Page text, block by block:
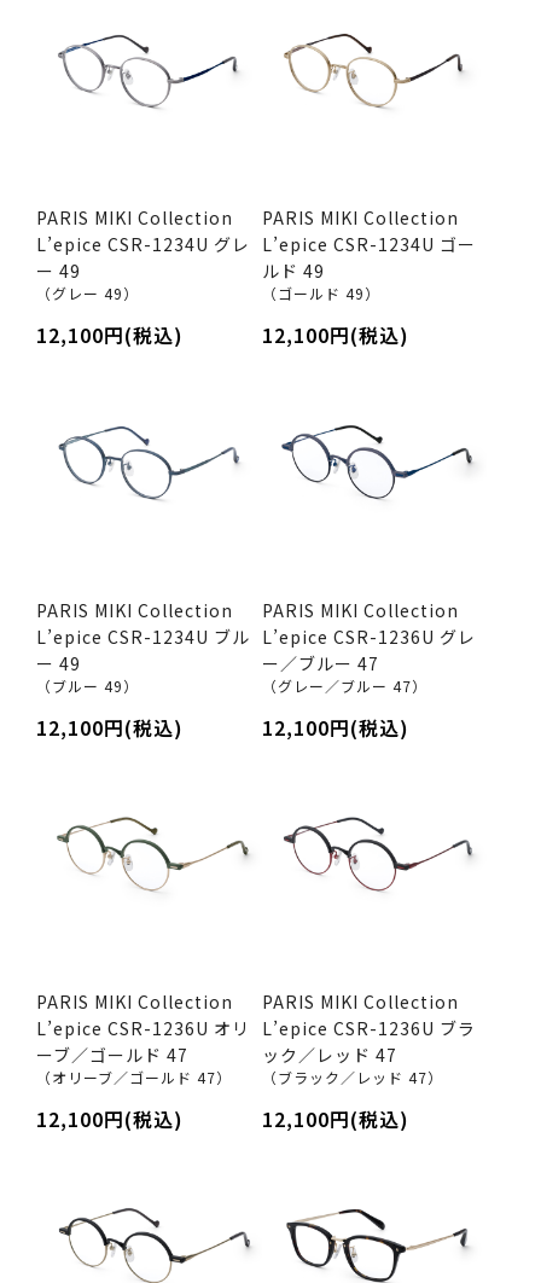
PARIS MIKI Collection
L’epice CSR-1234U グレ
ー 49
（グレー 49）
12,100円(税込)
PARIS MIKI Collection
L’epice CSR-1234U ゴー
ルド 49
（ゴールド 49）
12,100円(税込)
PARIS MIKI Collection
L’epice CSR-1234U ブル
ー 49
（ブルー 49）
12,100円(税込)
PARIS MIKI Collection
L’epice CSR-1236U グレ
ー／ブルー 47
（グレー／ブルー 47）
12,100円(税込)
PARIS MIKI Collection
L’epice CSR-1236U オリ
ーブ／ゴールド 47
（オリーブ／ゴールド 47）
12,100円(税込)
PARIS MIKI Collection
L’epice CSR-1236U ブラ
ック／レッド 47
（ブラック／レッド 47）
12,100円(税込)